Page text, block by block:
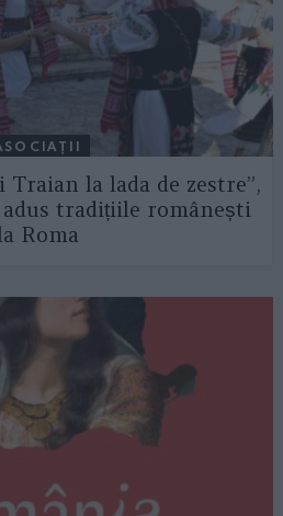
Traian la lada de zestre”,
tradițiile românești
Roma